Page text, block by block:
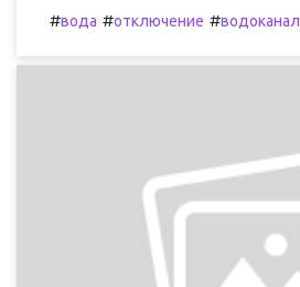
#вода #отключение #водоканал